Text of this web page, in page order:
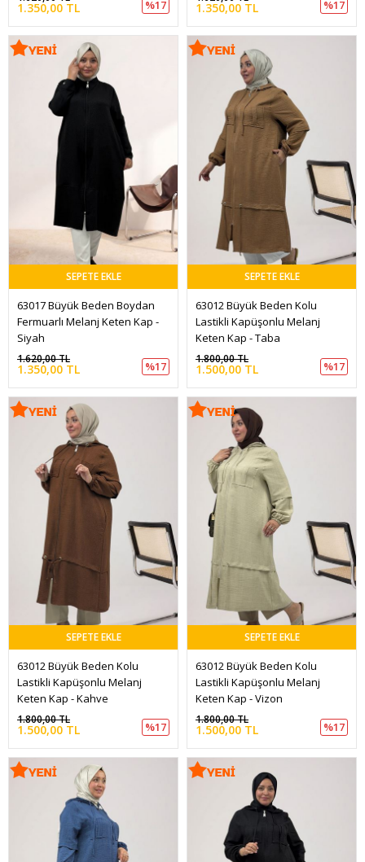
1.350,00 TL %17 1.350,00 TL %17
SEPETE EKLE
63017 Büyük Beden Boydan
Fermuarlı Melanj Keten Kap -
Siyah
1.350,00 TL
1.620,00 TL
%17
SEPETE EKLE
63012 Büyük Beden Kolu
Lastikli Kapüşonlu Melanj
Keten Kap - Taba
1.500,00 TL
1.800,00 TL
%17
SEPETE EKLE
63012 Büyük Beden Kolu
Lastikli Kapüşonlu Melanj
Keten Kap - Kahve
1.500,00 TL
1.800,00 TL
%17
SEPETE EKLE
63012 Büyük Beden Kolu
Lastikli Kapüşonlu Melanj
Keten Kap - Vizon
1.500,00 TL
1.800,00 TL
%17